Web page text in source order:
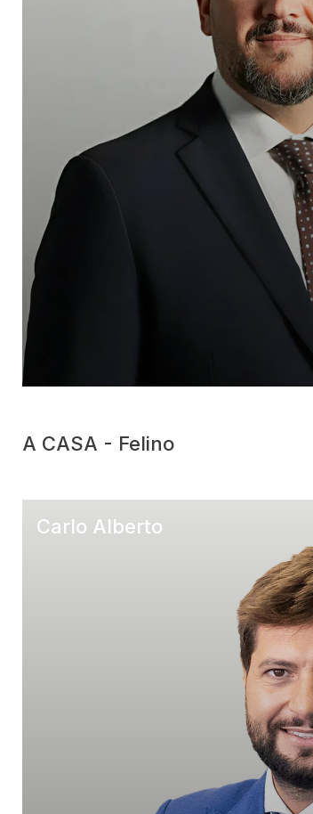
A CASA - Felino
Carlo Alberto